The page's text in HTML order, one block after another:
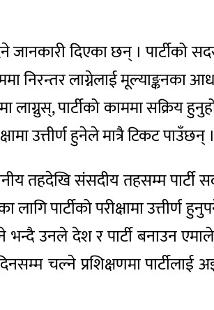
दिएका छन् । पार्टीको
निरन्तर लाग्नेलाई मूल्याङ्कनका
पार्टीको काममा सक्रिय
उत्तीर्ण हुनेले मात्रै टिकट पाउँछन्
तहदेखि संसदीय तहसम्म पार्टी
पार्टीको परीक्षामा उत्तीर्ण
उनले देश र पार्टी बनाउन
चल्ने प्रशिक्षणमा